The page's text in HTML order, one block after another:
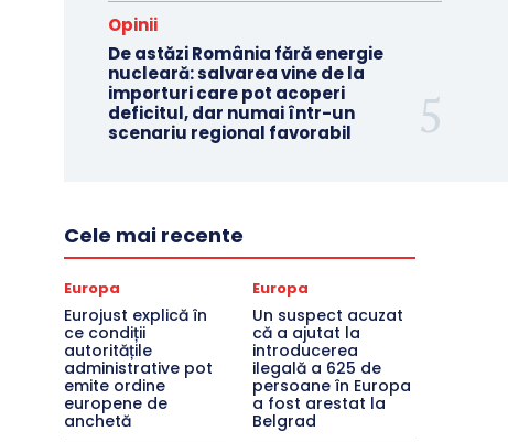
Opinii
De astăzi România fără energie
nucleară: salvarea vine de la
importuri care pot acoperi
deficitul, dar numai într-un
scenariu regional favorabil
Cele mai recente
Europa
Eurojust explică în
ce condiții
autoritățile
administrative pot
emite ordine
europene de
anchetă
Europa
Un suspect acuzat
că a ajutat la
introducerea
ilegală a 625 de
persoane în Europa
a fost arestat la
Belgrad